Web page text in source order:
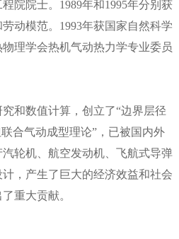
院院士。1989年和1995年分别获
动模范。1993年获国家自然科学
理学会热机气动热力学专业委员
和数值计算，创立了“边界层径
合气动成型理论”，已被国内外
轮机、航空发动机、飞航式导弹
，产生了巨大的经济效益和社会
重大贡献。